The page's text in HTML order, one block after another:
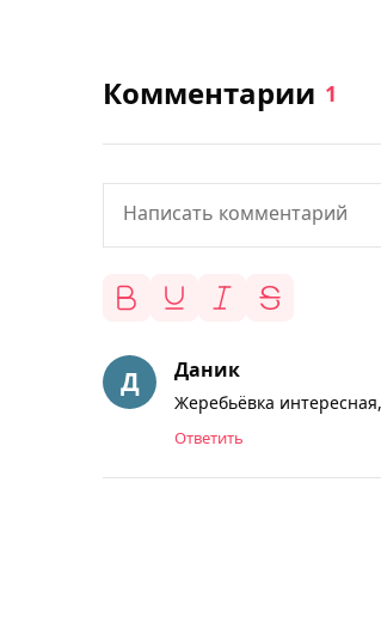
Комментарии 1
Даник
Жеребьёвка
Ответить